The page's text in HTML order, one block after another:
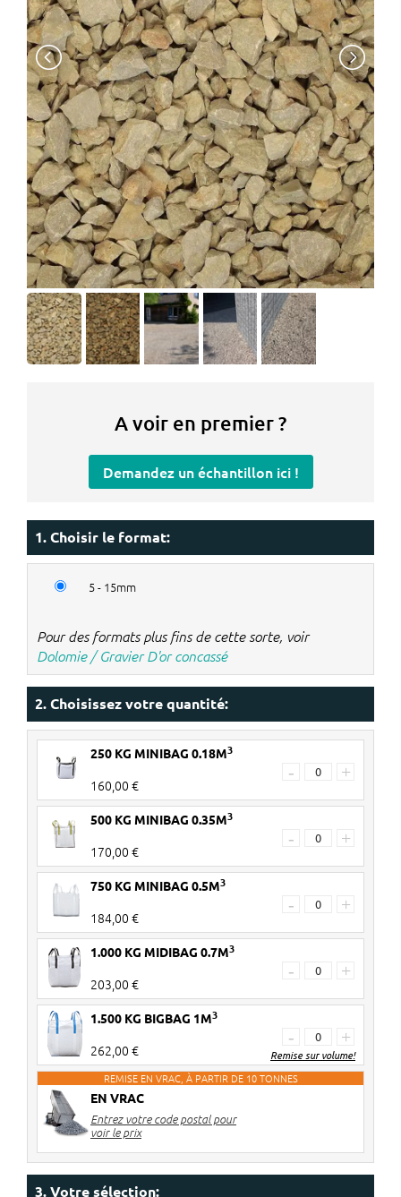
A voir en premier ?
Demandez un échantillon ici !
1. Choisir le format:
5 - 15mm
Pour des formats plus fins de cette sorte, voir
Dolomie / Gravier D'or concassé
2. Choisissez votre quantité:
250 KG MINIBAG 0.18M3
160,00 €
- +
500 KG MINIBAG 0.35M3
170,00 €
- +
750 KG MINIBAG 0.5M3
184,00 €
- +
1.000 KG MIDIBAG 0.7M3
203,00 €
- +
1.500 KG BIGBAG 1M3
262,00 €
- +
Remise sur volume!
2 pièces
3-4 pièces € 10 de réduction par big bag
5> pièces
Les réductions seront réglées dans le
REMISE EN VRAC, À PARTIR DE 10 TONNES
EN VRAC
Entrez votre code postal pour
voir le prix
3. Votre sélection: